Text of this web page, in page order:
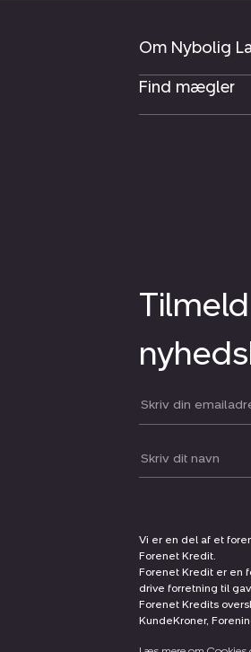
Om Nybolig
Find mægler
Din email:
Dit navn:
Vi er en del af et
Forenet Kredit.
Forenet Kredit er en
drive forretning til
Forenet Kredits
KundeKroner,